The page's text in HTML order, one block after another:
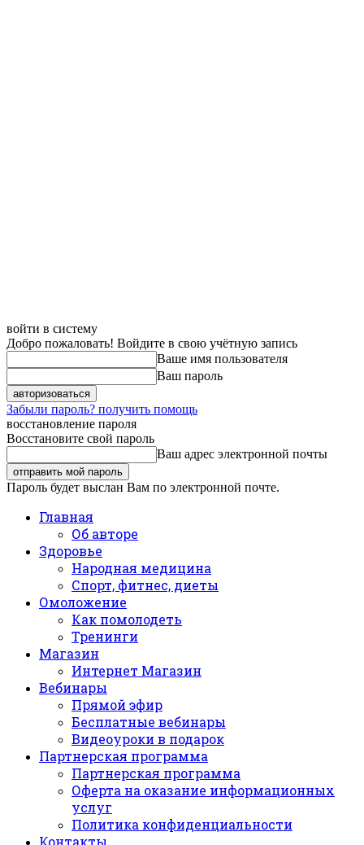
войти в систему
Добро пожаловать! Войдите в свою учётную запись
Ваше имя пользователя
Ваш пароль
Забыли пароль? получить помощь
восстановление пароля
Восстановите свой пароль
Ваш адрес электронной почты
Пароль будет выслан Вам по электронной почте.
Главная
Об авторе
Здоровье
Народная медицина
Спорт, фитнес, диеты
Омоложение
Как помолодеть
Тренинги
Магазин
Интернет Магазин
Вебинары
Прямой эфир
Бесплатные вебинары
Видеоуроки в подарок
Партнерская программа
Партнерская программа
Оферта на оказание информационных
услуг
Политика конфиденциальности
Контакты